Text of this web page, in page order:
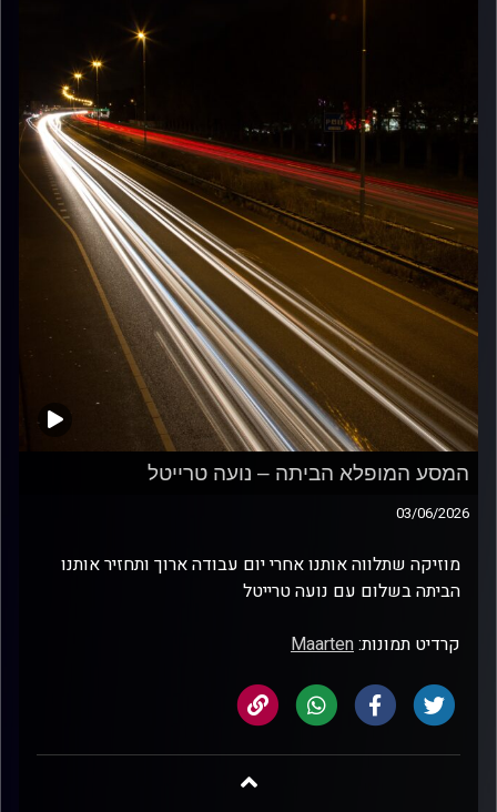
המסע המופלא הביתה – נועה טרייטל
03/06/2026
מוזיקה שתלווה אותנו אחרי יום עבודה ארוך ותחזיר אותנו
הביתה בשלום עם נועה טרייטל
קרדיט תמונות:Maarten